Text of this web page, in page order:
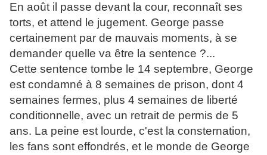
En août il passe devant la cour, reconnaît ses
torts, et attend le jugement. George passe
certainement par de mauvais moments, à se
demander quelle va être la sentence ?...
Cette sentence tombe le 14 septembre, George
est condamné à 8 semaines de prison, dont 4
semaines fermes, plus 4 semaines de liberté
conditionnelle, avec un retrait de permis de 5
ans. La peine est lourde, c'est la consternation,
les fans sont effondrés, et le monde de George